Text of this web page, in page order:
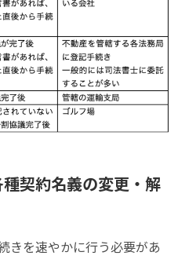
契約名義の変更・解
きを速やかに行う必要があ